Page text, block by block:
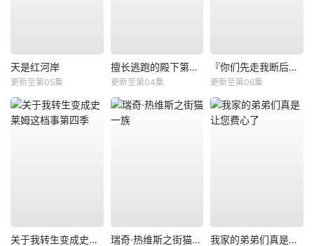
天是红河岸
更新至第05集
擅长逃跑的殿下第二季
更新至第04集
『你们先走我断后』，于是10年后我成为了传说
更新至第06集
关于我转生变成史莱姆这档事第四季 瑞奇·热维斯之街猫一族 我家的弟弟们真是让您费心了